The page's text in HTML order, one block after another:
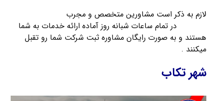
لازم به ذکر است مشاورین متخصص و مجرب
در تمام ساعات شبانه روز آماده ارائه خدمات به شما
هستند و به صورت رایگان مشاوره ثبت شرکت شما رو تقبل
میکنند .
شهر تكاب